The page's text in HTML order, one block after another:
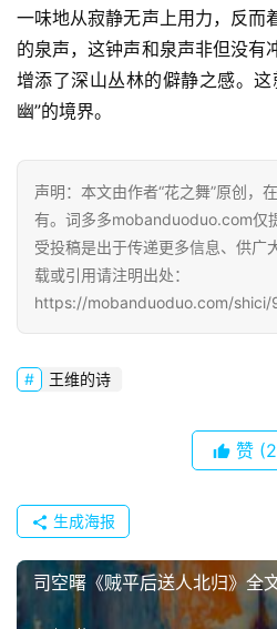
首
页
经
典
歌
词
一味地从寂静无声上用力，反而
的泉声，这钟声和泉声非但没有
增添了深山丛林的僻静之感。
幽”的境界。
声明：本文由作者“花之舞”原创，
有。词多多mobanduoduo.com仅
受投稿是出于传递更多信息、供广
载或引用请注明出处：
https://mobanduoduo.com/shici/
王维的诗
赞
生成海报
司空曙《贼平后送人北归》全